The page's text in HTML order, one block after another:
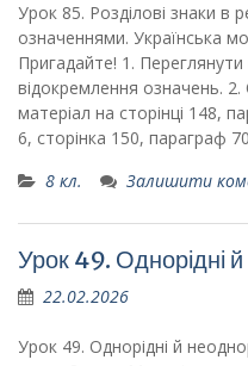
Урок 85. Розділові знаки в
означеннями. Українська
Пригадайте! 1.
відокремлення означень.
матеріал на сторінці 148,
6, сторінка 150, параграф
8 кл.
Залишити
Урок 49. Однорідні
22.02.2026
Урок 49. Однорідні й